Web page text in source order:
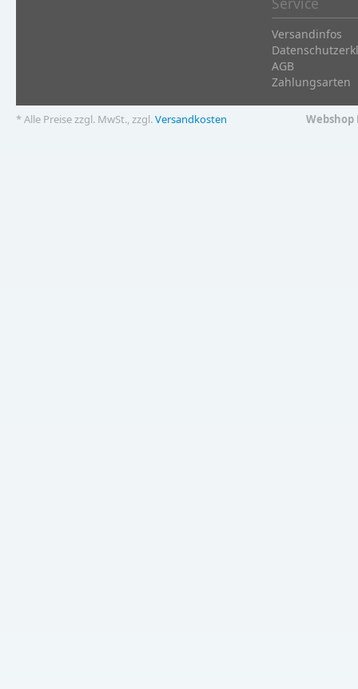
Versandinfos
AGB
Zahlungsarten
* Alle Preise zzgl. MwSt., zzgl.Versandkosten Webshop